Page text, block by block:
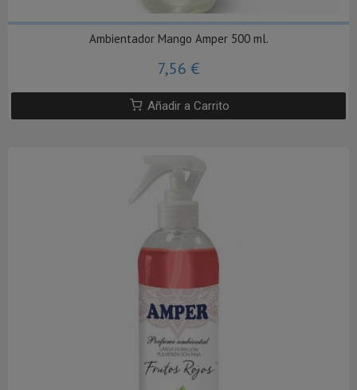
Ambientador Mango Amper 500 ml.
7,56 €
Añadir a Carrito